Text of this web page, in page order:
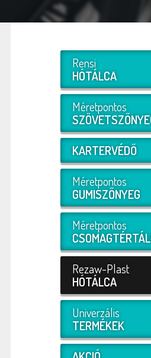
Rensi
HÓTÁLCA
Méretpontos
KARTERVÉDŐ
Méretpontos
GUMISZŐNYEG
Méretpontos
Rezaw-Plast
HÓTÁLCA
Univerzális
TERMÉKEK